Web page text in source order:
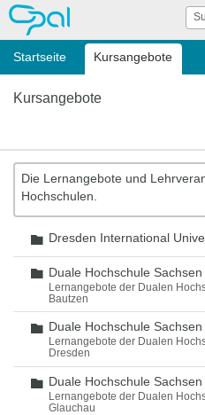
OPAL
Startseite Kursangebote
Kursangebote
Die Lernangebote und
Hochschulen.
Ordner
Dresden International
Ordner
Duale Hochschule
Lernangebote der Dualen
Bautzen
Ordner
Duale Hochschule
Lernangebote der Dualen
Dresden
Ordner
Duale Hochschule
Lernangebote der Dualen
Glauchau